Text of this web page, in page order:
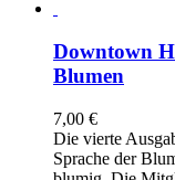
Downtown
Blumen
7,00 €
Die vierte
Sprache der